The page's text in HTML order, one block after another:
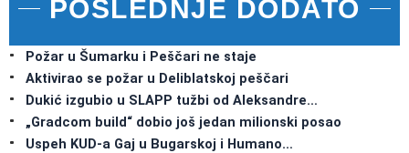
POSLEDNJE DODATO
Požar u Šumarku i Peščari ne staje
Aktivirao se požar u Deliblatskoj peščari
Dukić izgubio u SLAPP tužbi od Aleksandre…
„Gradcom build“ dobio još jedan milionski posao
Uspeh KUD-a Gaj u Bugarskoj i Humano…